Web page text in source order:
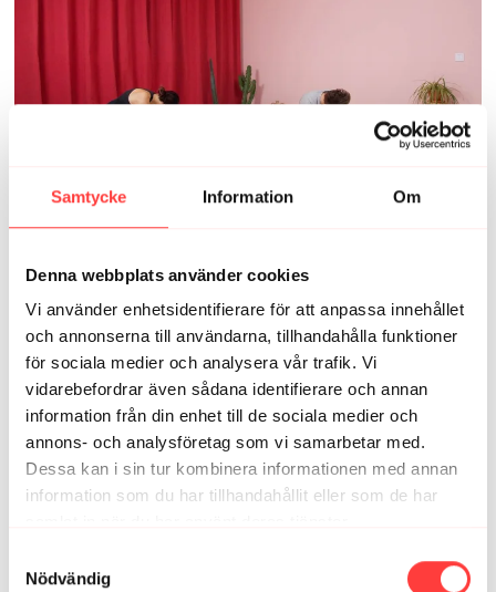
Samtycke Information Om
Denna webbplats använder cookies
Vi använder enhetsidentifierare för att anpassa innehållet
och annonserna till användarna, tillhandahålla funktioner
för sociala medier och analysera vår trafik. Vi
vidarebefordrar även sådana identifierare och annan
information från din enhet till de sociala medier och
annons- och analysföretag som vi samarbetar med.
Dessa kan i sin tur kombinera informationen med annan
information som du har tillhandahållit eller som de har
Nödvändig
27:30